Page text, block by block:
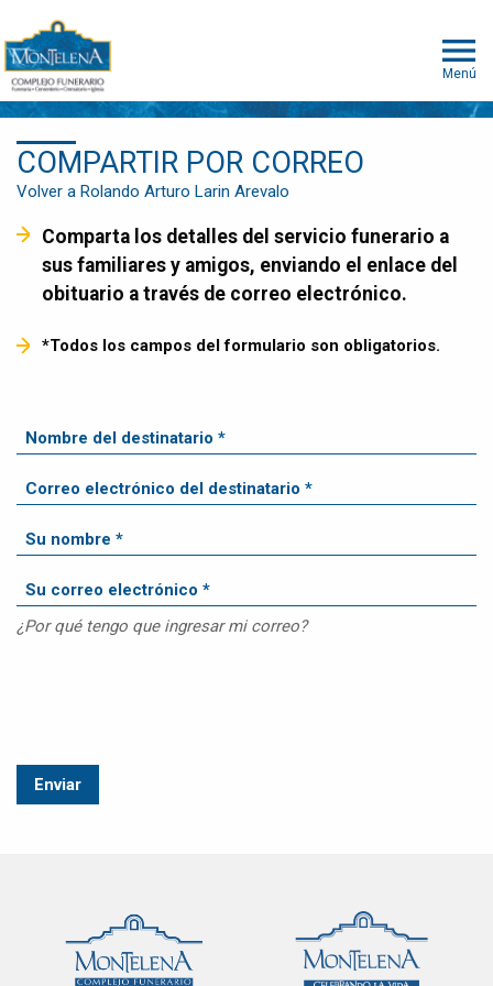
Menú
COMPARTIR POR CORREO
Volver a Rolando Arturo Larin Arevalo
Comparta los detalles del servicio funerario a
sus familiares y amigos, enviando el enlace del
obituario a través de correo electrónico.
*Todos los campos del formulario son obligatorios.
¿Por qué tengo que ingresar mi correo?